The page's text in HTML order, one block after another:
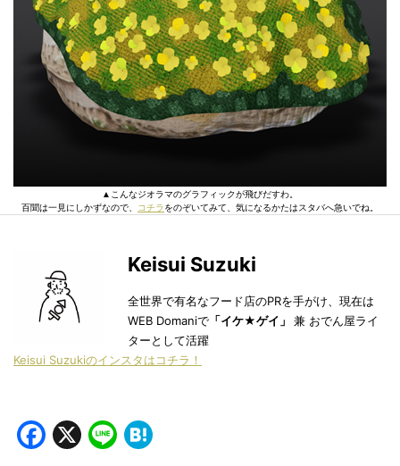
▲こんなジオラマのグラフィックが飛びだすわ。
百聞は一見にしかずなので、 コチラ をのぞいてみて、気になるかたはスタバへ急いでね。
Keisui Suzuki
全世界で有名なフード店のPRを手がけ、現在は
WEB Domaniで 「イケ★ゲイ」 兼 おでん屋ライ
ターとして活躍
Keisui Suzukiのインスタはコチラ！
Facebook
X Line